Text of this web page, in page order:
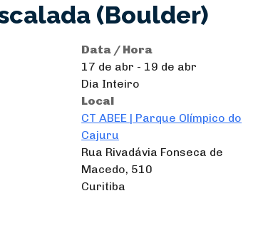
(Boulder)
Data / Hora
17 de abr - 19 de abr
Dia Inteiro
Local
CT ABEE | Parque Olímpico do
Cajuru
Rua Rivadávia Fonseca de
Macedo, 510
Curitiba